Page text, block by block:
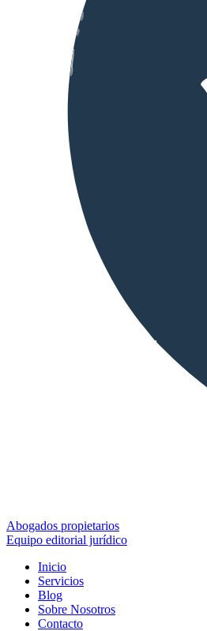
Abogados propietarios
Equipo editorial jurídico
Inicio
Servicios
Blog
Sobre Nosotros
Contacto